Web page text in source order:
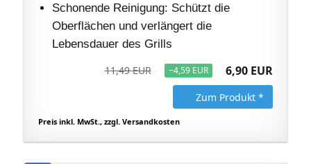
Schonende Reinigung: Schützt die
Oberflächen und verlängert die
Lebensdauer des Grills
11,49 EUR −4,59 EUR 6,90 EUR
Zum Produkt *
Preis inkl. MwSt., zzgl. Versandkosten